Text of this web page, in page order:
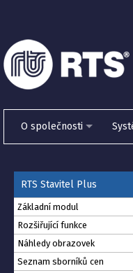
O společnosti
RTS Stavitel Plus
Základní modul
Rozšiřující funkce
Náhledy obrazovek
Seznam sborníků cen